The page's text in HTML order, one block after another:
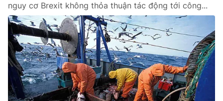
Nhân vật
Khán giả
Giải sao mai
Âm nhạc
Sao
Đời sống
Du lịch
Làm đẹp
Chất lượng cuộc sống
Giáo dục
Tuyển sinh
Học trực tuyến
Công nghệ
Hitech Công nghệ tương lai
Giao lưu trực tuyến
nguy cơ Brexit không thỏa thuận tác động tới công...